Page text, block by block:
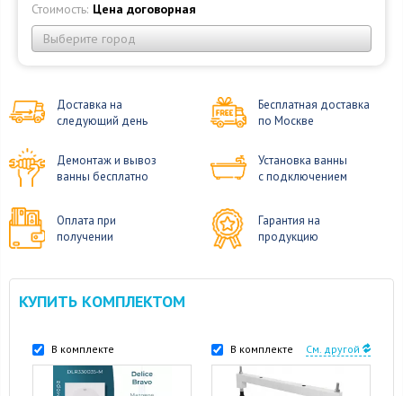
Стоимость: Цена договорная
Выберите город
Доставка на
следующий день
Бесплатная доставка
по Москве
Демонтаж и вывоз
ванны бесплатно
Установка ванны
с подключением
Оплата при
получении
Гарантия на
продукцию
КУПИТЬ КОМПЛЕКТОМ
В комплекте В комплекте См. другой